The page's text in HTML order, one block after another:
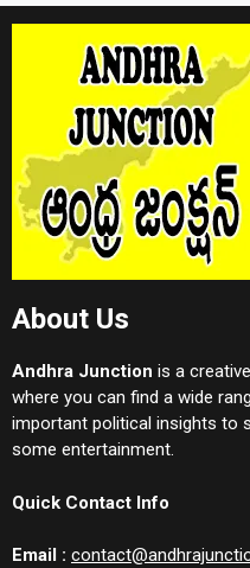
About Us
Andhra Junction is a
where you can find a wide
important political insights to
some entertainment.
Quick Contact Info
Email :